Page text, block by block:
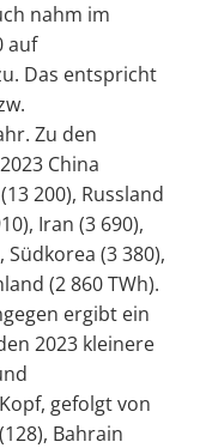
nahm im
auf
Das entspricht
Zu den
China
200), Russland
Iran (3 690),
Südkorea (3 380),
(2 860 TWh).
ergibt ein
2023 kleinere
gefolgt von
Bahrain